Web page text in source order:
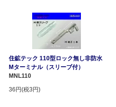
住鉱テック 110型ロック無し非防水
Mターミナル（スリーブ付）
MNL110
36円(税3円)